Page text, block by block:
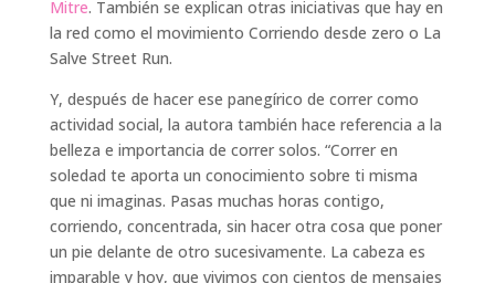
Mitre. También se explican otras iniciativas que hay en
la red como el movimiento Corriendo desde zero o La
Salve Street Run.
Y, después de hacer ese panegírico de correr como
actividad social, la autora también hace referencia a la
belleza e importancia de correr solos. “Correr en
soledad te aporta un conocimiento sobre ti misma
que ni imaginas. Pasas muchas horas contigo,
corriendo, concentrada, sin hacer otra cosa que poner
un pie delante de otro sucesivamente. La cabeza es
imparable y hoy, que vivimos con cientos de mensajes